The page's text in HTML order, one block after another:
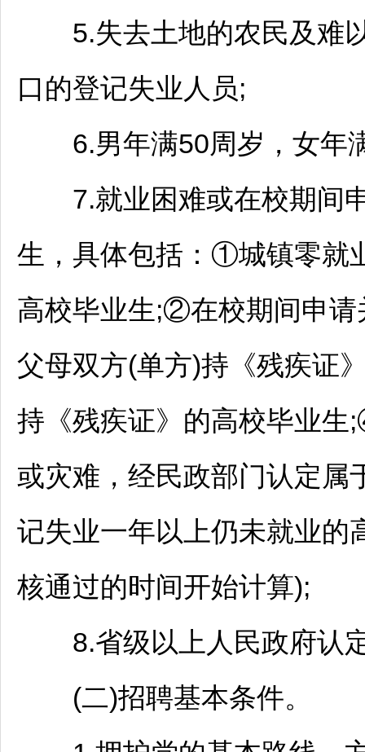
5.失去土地的农民及难以
口的登记失业人员;
6.男年满50周岁，女年
7.就业困难或在校期间申
生，具体包括：①城镇零就
高校毕业生;②在校期间申
父母双方(单方)持《残疾证
持《残疾证》的高校毕业
或灾难，经民政部门认定
记失业一年以上仍未就业的
核通过的时间开始计算);
8.省级以上人民政府认
(二)招聘基本条件。